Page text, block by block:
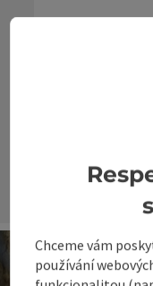
Chceme vám
používání